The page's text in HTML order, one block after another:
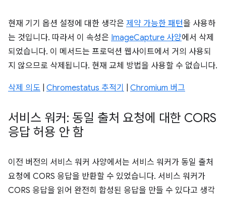
현재 기기 옵션 설정에 대한 생각은 제약 가능한 패턴을 사용하
는 것입니다. 따라서 이 속성은 ImageCapture 사양에서 삭제
되었습니다. 이 메서드는 프로덕션 웹사이트에서 거의 사용되
지 않으므로 삭제됩니다. 현재 교체 방법을 사용할 수 없습니다.
삭제 의도 Chromestatus 추적기 Chromium 버그
서비스 워커: 동일 출처 요청에 대한 CORS
응답 허용 안 함
이전 버전의 서비스 워커 사양에서는 서비스 워커가 동일 출처
요청에 CORS 응답을 반환할 수 있었습니다. 서비스 워커가
CORS 응답을 읽어 완전히 합성된 응답을 만들 수 있다고 생각